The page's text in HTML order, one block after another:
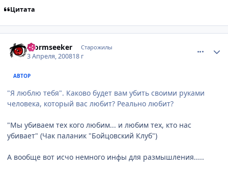
Цитата
Stormseeker Старожилы
3 Апреля, 200818 г
АВТОР
"Я люблю тебя". Каково будет вам убить своими руками
человека, который вас любит? Реально любит?
"Мы убиваем тех кого любим... и любим тех, кто нас
убивает" (Чак паланик "Бойцовский Клуб")
А вообще вот исчо немного инфы для размышления.....